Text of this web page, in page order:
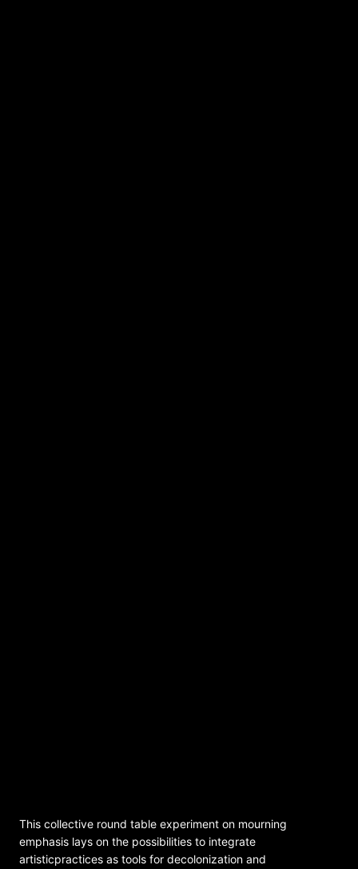
This collective round table experiment on mourning
emphasis lays on the possibilities to integrate
artisticpractices as tools for decolonization and